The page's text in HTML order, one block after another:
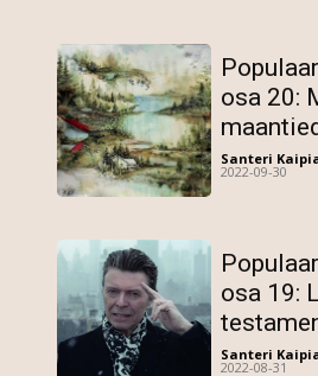
osa 20:
Santeri
2022-09-30
osa 19:
Santeri
2022-08-31